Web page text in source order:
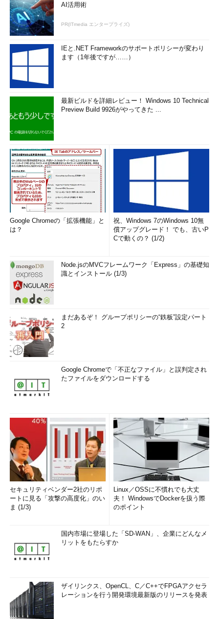
AI活用術
PR(ITmedia エンタープライズ)
IEと.NET Frameworkのサポートポリシーが変わり
ます（1年後ですが……）
最新ビルドを詳細レビュー！ Windows 10 Technical
Preview Build 9926がやってきた ...
Google Chromeの「拡張機能」と
は？
祝、Windows 7のWindows 10無
償アップグレード！ でも、古いP
Cで動くの？ (1/2)
Node.jsのMVCフレームワーク「Express」の基礎知
識とインストール (1/3)
まだあるぞ！ グループポリシーの“鉄板”設定パート
2
Google Chromeで「不正なファイル」と誤判定され
たファイルをダウンロードする
セキュリティベンダー2社のリポ
ートに見る「攻撃の高度化」のい
ま (1/3)
Linux／OSSに不慣れでも大丈
夫！ WindowsでDockerを扱う際
のポイント
国内市場に登場した「SD-WAN」、企業にどんなメ
リットをもたらすか
ザイリンクス、OpenCL、C／C++でFPGAアクセラ
レーションを行う開発環境最新版のリリースを発表